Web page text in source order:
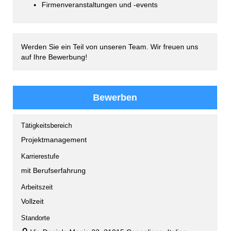
Firmenveranstaltungen und -events
Werden Sie ein Teil von unseren Team. Wir freuen uns
auf Ihre Bewerbung!
Bewerben
Tätigkeitsbereich
Projektmanagement
Karrierestufe
mit Berufserfahrung
Arbeitszeit
Vollzeit
Standorte